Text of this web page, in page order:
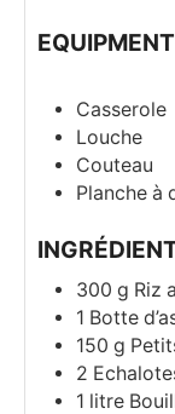
EQUIPMENT
Casserole
Louche
Couteau
Planche à
300 g Riz
1 Botte
150 g
2
1 litre